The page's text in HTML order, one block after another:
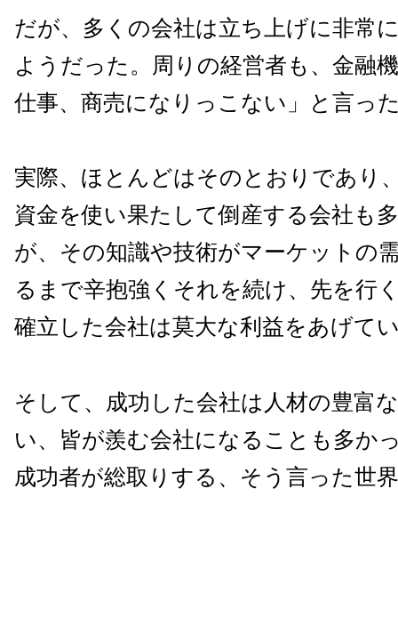
だが、多くの会社は立ち上げに非常
ようだった。周りの経営者も、金融
仕事、商売になりっこない」と言っ
実際、ほとんどはそのとおりであり
資金を使い果たして倒産する会社も
が、その知識や技術がマーケットの
るまで辛抱強くそれを続け、先を行
確立した会社は莫大な利益をあげて
そして、成功した会社は人材の豊富
い、皆が羨む会社になることも多か
成功者が総取りする、そう言った世